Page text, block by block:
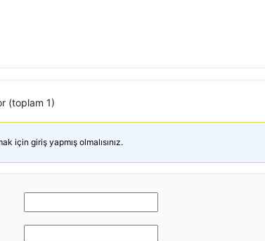
(toplam 1)
için giriş yapmış olmalısınız.